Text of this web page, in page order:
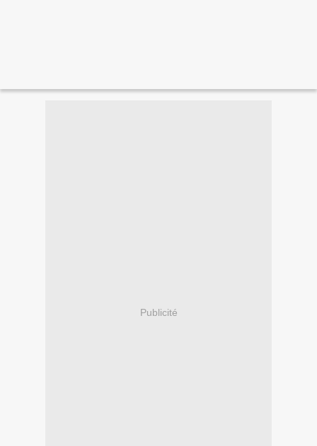
Publicité